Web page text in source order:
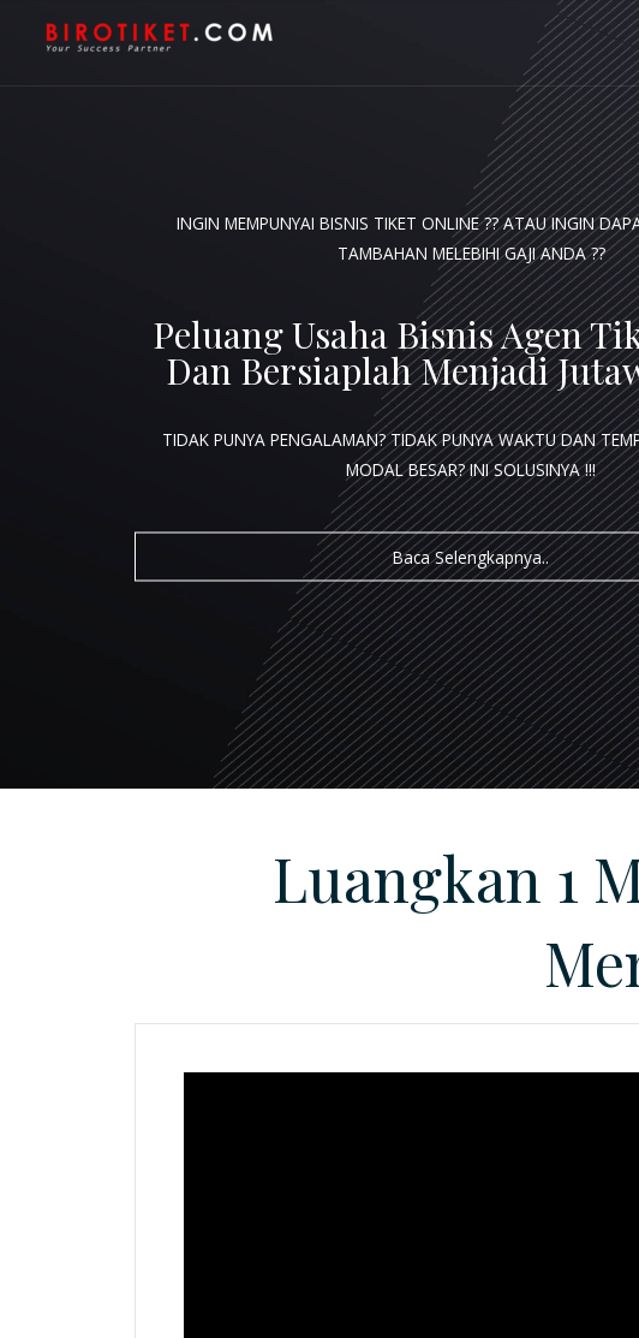
INGIN MEMPUNYAI BISNIS TIKET ONLINE ?? ATAU INGIN
TAMBAHAN MELEBIHI GAJI ANDA ??
Peluang Usaha Bisnis Agen
Dan Bersiaplah Menjadi
TIDAK PUNYA PENGALAMAN? TIDAK PUNYA WAKTU DAN
MODAL BESAR?INI SOLUSINYA !!!
Baca Selengkapnya..
Luangkan 1